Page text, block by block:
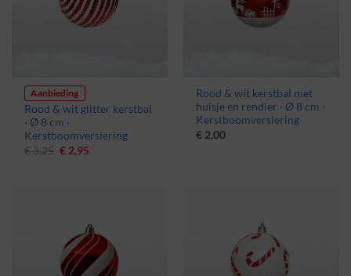
Aanbieding
Rood & wit glitter kerstbal
· Ø 8 cm ·
Kerstboomversiering
€3,25 Oorspronkelijke
prijs
€ 2,95
Rood & wit kerstbal met
huisje en rendier · Ø 8 cm ·
Kerstboomversiering
€ 2,00